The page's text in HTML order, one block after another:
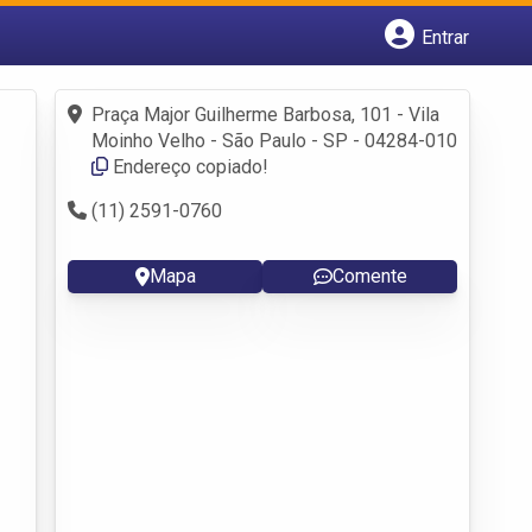
Entrar
Fazer login
Criar conta
Praça Major Guilherme Barbosa, 101 - Vila
Moinho Velho - São Paulo - SP - 04284-010
Endereço copiado!
(11) 2591-0760
Mapa Comente